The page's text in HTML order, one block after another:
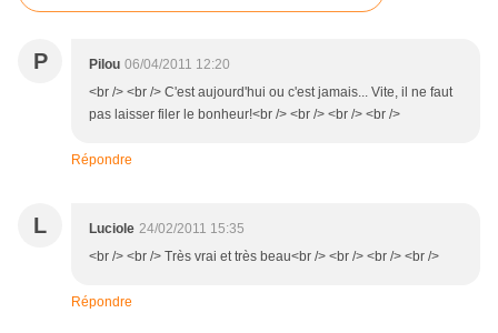
P Pilou 06/04/2011 12:20
<br /> <br /> C'est aujourd'hui ou c'est jamais... Vite, il ne faut
pas laisser filer le bonheur!<br /> <br /> <br /> <br />
Répondre
L Luciole 24/02/2011 15:35
<br /> <br /> Très vrai et très beau<br /> <br /> <br /> <br />
Répondre